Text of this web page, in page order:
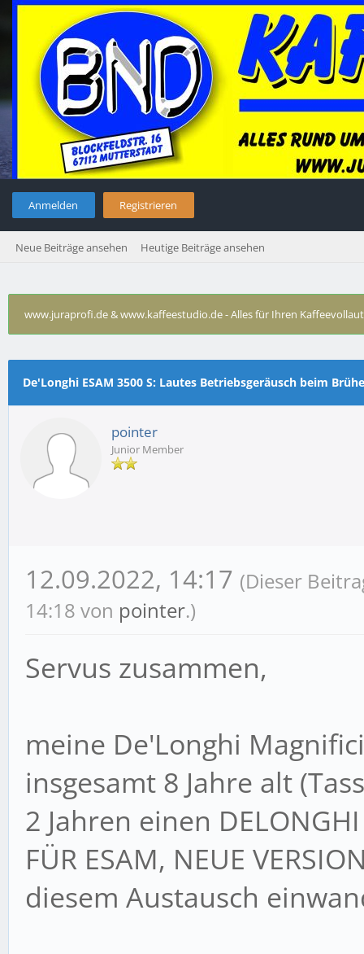
Anmelden Registrieren
Neue Beiträge ansehen Heutige Beiträge ansehen
www.juraprofi.de & www.kaffeestudio.de - Alles für Ihren
Durchschnitt
De'Longhi ESAM 3500 S: Lautes Betriebsgeräusch beim
pointer
Junior Member
12.09.2022, 14:17 (Dieser
14:18 von pointer.)
Servus zusammen,
meine De'Longhi
insgesamt 8 Jahre alt
2 Jahren einen
FÜR ESAM, NEUE
diesem Austausch